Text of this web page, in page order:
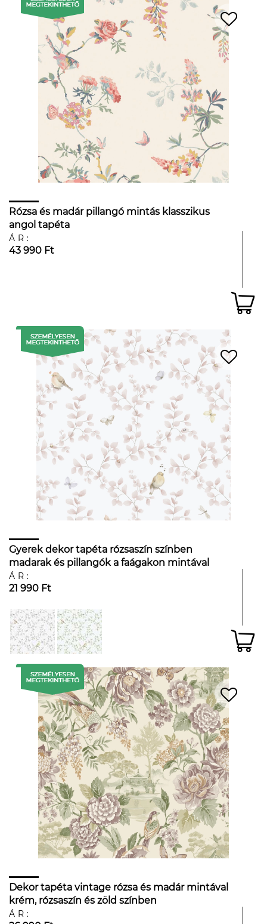
Rózsa és madár pillangó mintás klasszikus
angol tapéta
ÁR:
43 990 Ft
Gyerek dekor tapéta rózsaszín színben
madarak és pillangók a faágakon mintával
ÁR:
21 990 Ft
Dekor tapéta vintage rózsa és madár mintával
krém, rózsaszín és zöld színben
ÁR: